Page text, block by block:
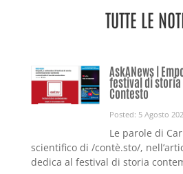
TUTTE LE
AskANews |
festival di
Contesto
Posted: 5 Agosto
Le parole di
scientifico di /contè.sto/,
dedica al festival di storia